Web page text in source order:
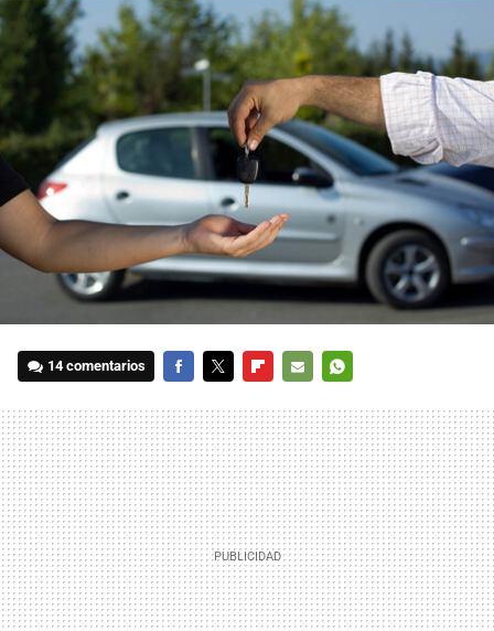
14 comentarios
MAIL